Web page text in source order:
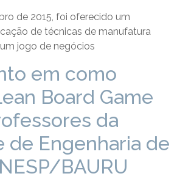
de 2015, foi oferecido um
de técnicas de manufatura
jogo de negócios
em como
Board Game
da
de Engenharia de
BAURU